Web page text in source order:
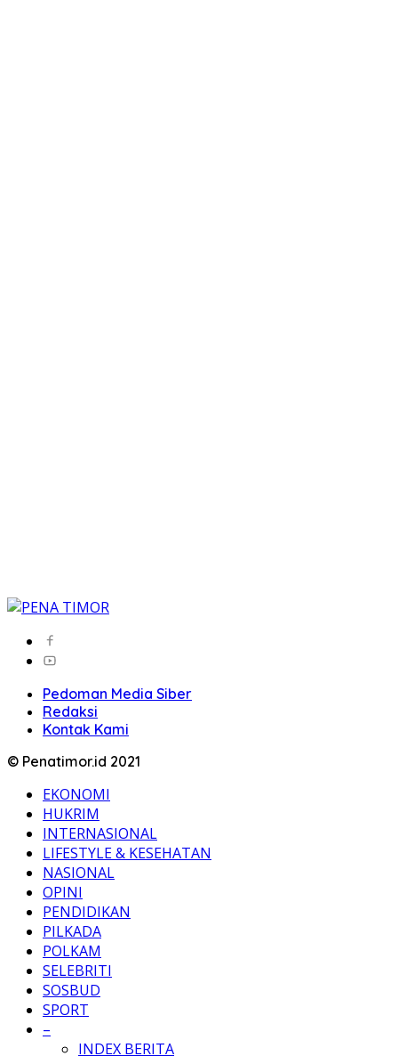
Pedoman Media Siber
Redaksi
Kontak Kami
© Penatimor.id 2021
EKONOMI
HUKRIM
INTERNASIONAL
LIFESTYLE & KESEHATAN
NASIONAL
OPINI
PENDIDIKAN
PILKADA
POLKAM
SELEBRITI
SOSBUD
SPORT
–
INDEX BERITA